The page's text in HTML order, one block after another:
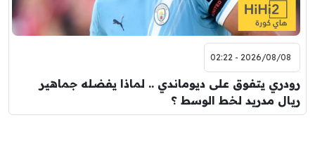
2026/08/08 - 02:22
رودري يتفوق على ديوماندي .. لماذا يفضله جماهير
ريال مدريد لخط الوسط ؟